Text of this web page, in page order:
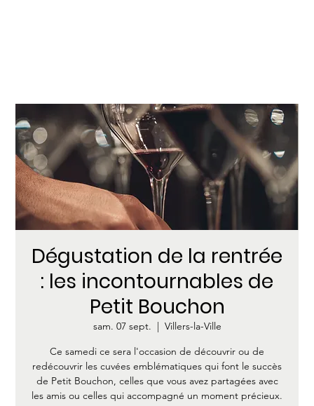
Dégustation de la rentrée
: les incontournables de
Petit Bouchon
sam. 07 sept.
  |
Villers-la-Ville
Ce samedi ce sera l'occasion de découvrir ou de
redécouvrir les cuvées emblématiques qui font le succès
de Petit Bouchon, celles que vous avez partagées avec
les amis ou celles qui accompagné un moment précieux.